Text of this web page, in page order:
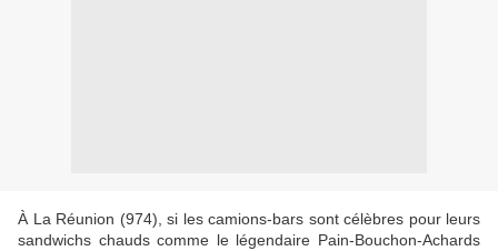
À La Réunion (974), si les camions-bars sont célèbres pour leurs
sandwichs chauds comme le légendaire Pain-Bouchon-Achards